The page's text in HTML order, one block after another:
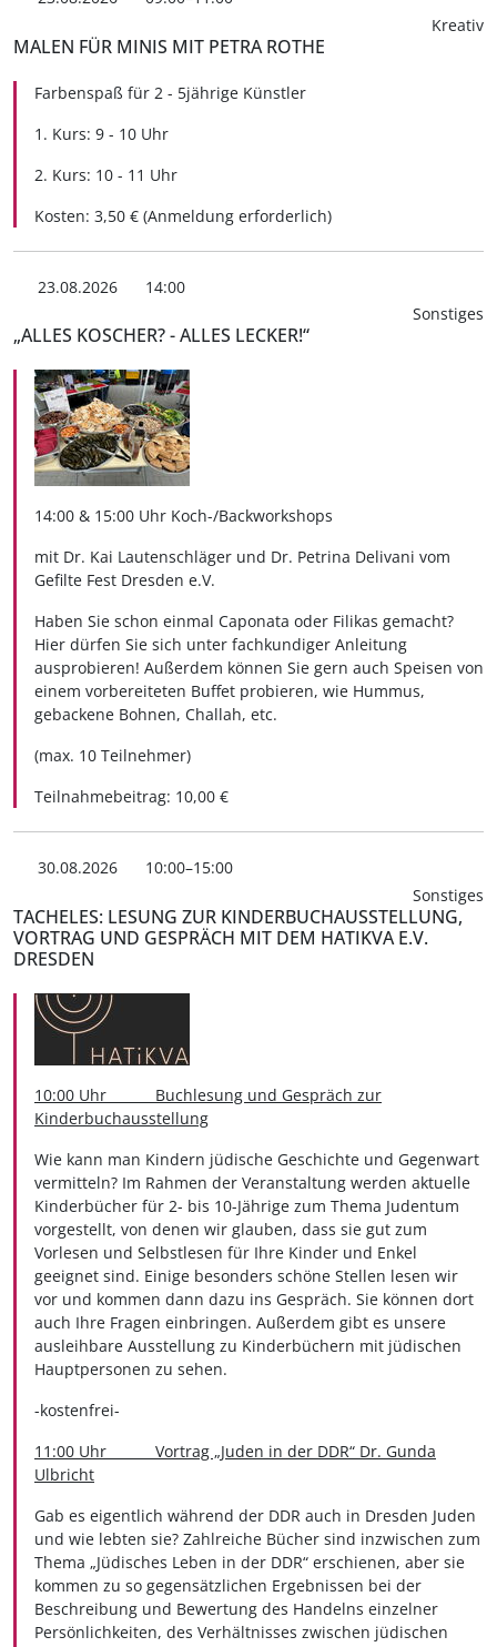
Kreativ
MALEN FÜR MINIS MIT PETRA ROTHE
Farbenspaß für 2 - 5jährige Künstler
1. Kurs: 9 - 10 Uhr
2. Kurs: 10 - 11 Uhr
Kosten: 3,50 € (Anmeldung erforderlich)
23.08.2026
14:00
Sonstiges
„ALLES KOSCHER? - ALLES LECKER!“
14:00 & 15:00 Uhr Koch-/Backworkshops
mit Dr. Kai Lautenschläger und Dr. Petrina Delivani vom
Gefilte Fest Dresden e.V.
Haben Sie schon einmal Caponata oder Filikas gemacht?
Hier dürfen Sie sich unter fachkundiger Anleitung
ausprobieren! Außerdem können Sie gern auch Speisen von
einem vorbereiteten Buffet probieren, wie Hummus,
gebackene Bohnen, Challah, etc.
(max. 10 Teilnehmer)
Teilnahmebeitrag: 10,00 €
30.08.2026
10:00–15:00
Sonstiges
TACHELES: LESUNG ZUR KINDERBUCHAUSSTELLUNG,
VORTRAG UND GESPRÄCH MIT DEM HATIKVA E.V.
DRESDEN
10:00 Uhr Buchlesung und Gespräch zur
Kinderbuchausstellung
Wie kann man Kindern jüdische Geschichte und Gegenwart
vermitteln? Im Rahmen der Veranstaltung werden aktuelle
Kinderbücher für 2- bis 10-Jährige zum Thema Judentum
vorgestellt, von denen wir glauben, dass sie gut zum
Vorlesen und Selbstlesen für Ihre Kinder und Enkel
geeignet sind. Einige besonders schöne Stellen lesen wir
vor und kommen dann dazu ins Gespräch. Sie können dort
auch Ihre Fragen einbringen. Außerdem gibt es unsere
ausleihbare Ausstellung zu Kinderbüchern mit jüdischen
Hauptpersonen zu sehen.
-kostenfrei-
11:00 Uhr Vortrag „Juden in der DDR“ Dr. Gunda
Ulbricht
Gab es eigentlich während der DDR auch in Dresden Juden
und wie lebten sie? Zahlreiche Bücher sind inzwischen zum
Thema „Jüdisches Leben in der DDR“ erschienen, aber sie
kommen zu so gegensätzlichen Ergebnissen bei der
Beschreibung und Bewertung des Handelns einzelner
Persönlichkeiten, des Verhältnisses zwischen jüdischen